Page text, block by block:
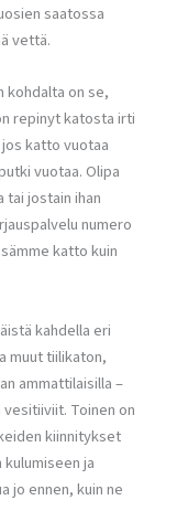
saatossa
vettä.
kohdalta on se,
repinyt katosta irti
katto vuotaa
vuotaa. Olipa
jostain ihan
numero
katto kuin
kahdella eri
muut tiilikaton,
ammattilaisilla –
Toinen on
kiinnitykset
ja
jo ennen, kuin ne